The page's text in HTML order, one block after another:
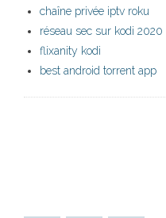
chaîne privée iptv roku
réseau sec sur kodi 2020
flixanity kodi
best android torrent app